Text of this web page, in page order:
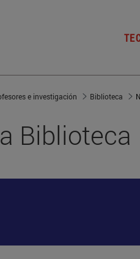
e investigación Biblioteca
Biblioteca